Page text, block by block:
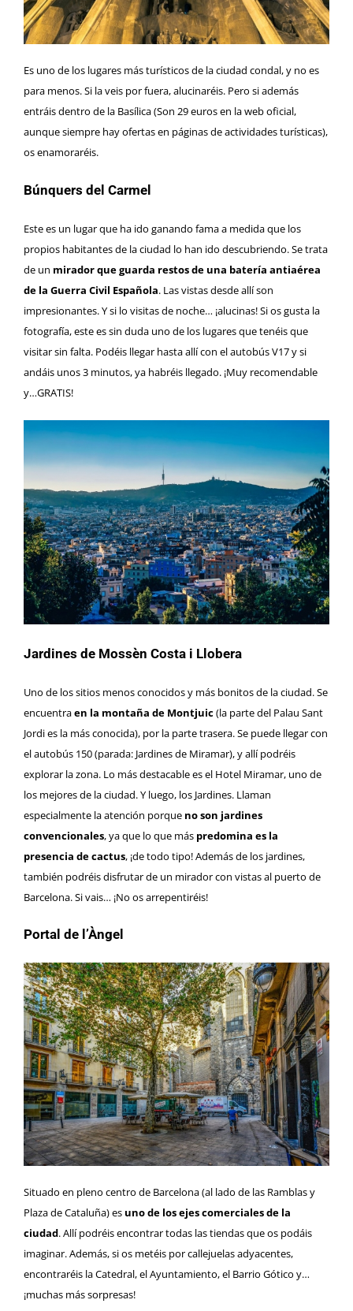
Es uno de los lugares más turísticos de la ciudad condal, y no es
para menos. Si la veis por fuera, alucinaréis. Pero si además
entráis dentro de la Basílica (Son 29 euros en la web oficial,
aunque siempre hay ofertas en páginas de actividades turísticas),
os enamoraréis.
Búnquers del Carmel
Este es un lugar que ha ido ganando fama a medida que los
propios habitantes de la ciudad lo han ido descubriendo. Se trata
de un mirador que guarda restos de una batería antiaérea
de la Guerra Civil Española. Las vistas desde allí son
impresionantes. Y si lo visitas de noche… ¡alucinas! Si os gusta la
fotografía, este es sin duda uno de los lugares que tenéis que
visitar sin falta. Podéis llegar hasta allí con el autobús V17 y si
andáis unos 3 minutos, ya habréis llegado. ¡Muy recomendable
y…GRATIS!
Jardines de Mossèn Costa i Llobera
Uno de los sitios menos conocidos y más bonitos de la ciudad. Se
encuentraen la montaña de Montjuic(la parte del Palau Sant
Jordi es la más conocida), por la parte trasera. Se puede llegar con
el autobús 150 (parada: Jardines de Miramar), y allí podréis
explorar la zona. Lo más destacable es el Hotel Miramar, uno de
los mejores de la ciudad. Y luego, los Jardines. Llaman
especialmente la atención porque no son jardines
convencionales, ya que lo que más predomina es la
presencia de cactus, ¡de todo tipo! Además de los jardines,
también podréis disfrutar de un mirador con vistas al puerto de
Barcelona. Si vais… ¡No os arrepentiréis!
Portal de l’Àngel
Situado en pleno centro de Barcelona (al lado de las Ramblas y
Plaza de Cataluña) es uno de los ejes comerciales de la
ciudad. Allí podréis encontrar todas las tiendas que os podáis
imaginar. Además, si os metéis por callejuelas adyacentes,
encontraréis laCatedral, elAyuntamiento, el Barrio Gótico y…
¡muchas más sorpresas!